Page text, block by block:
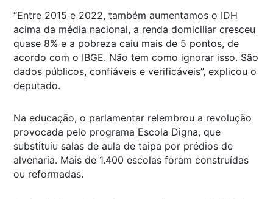
“Entre 2015 e 2022, também aumentamos o IDH
acima da média nacional, a renda domiciliar cresceu
quase 8% e a pobreza caiu mais de 5 pontos, de
acordo com o IBGE. Não tem como ignorar isso. São
dados públicos, confiáveis e verificáveis”, explicou o
deputado.
Na educação, o parlamentar relembrou a revolução
provocada pelo programa Escola Digna, que
substituiu salas de aula de taipa por prédios de
alvenaria. Mais de 1.400 escolas foram construídas
ou reformadas.